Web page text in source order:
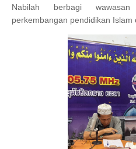
Nabilah berbagi
perkembangan pendidikan Islam